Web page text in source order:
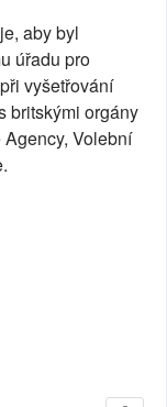
aby byl
úřadu pro
vyšetřování
britskými orgány
Volební